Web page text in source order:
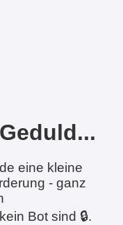
eine kleine
- ganz
Bot sind 🔒.